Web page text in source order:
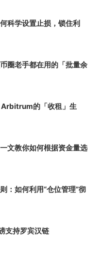
科学设置止损，锁住利
圈老手都在用的「批量余
的「收租」生
文教你如何根据资金量选
：如何利用“仓位管理”彻
支持罗宾汉链